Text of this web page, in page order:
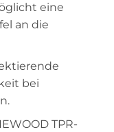
eine
an die
bei
TPR-